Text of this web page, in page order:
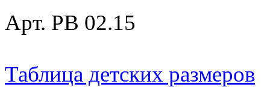
Арт. РВ 02.15
Таблица детских размеров